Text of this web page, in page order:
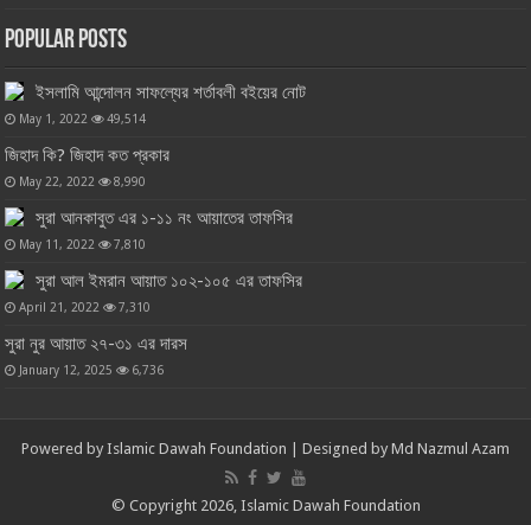
Popular Posts
ইসলামি আন্দোলন সাফল্যের শর্তাবলী বইয়ের নোট
May 1, 2022 49,514
জিহাদ কি? জিহাদ কত প্রকার
May 22, 2022 8,990
সুরা আনকাবুত এর ১-১১ নং আয়াতের তাফসির
May 11, 2022 7,810
সুরা আল ইমরান আয়াত ১০২-১০৫ এর তাফসির
April 21, 2022 7,310
সুরা নুর আয়াত ২৭-৩১ এর দারস
January 12, 2025 6,736
Powered by Islamic Dawah Foundation | Designed by Md Nazmul Azam
© Copyright 2026, Islamic Dawah Foundation